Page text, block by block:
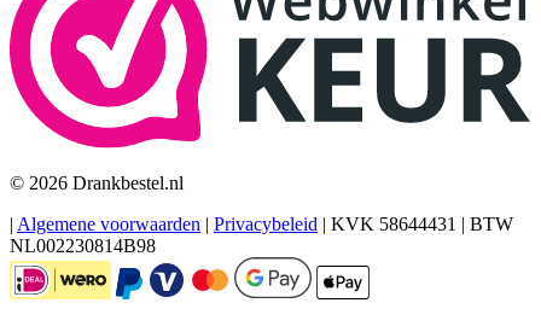
© 2026 Drankbestel.nl
| Algemene voorwaarden | Privacybeleid | KVK 58644431 | BTW
NL002230814B98